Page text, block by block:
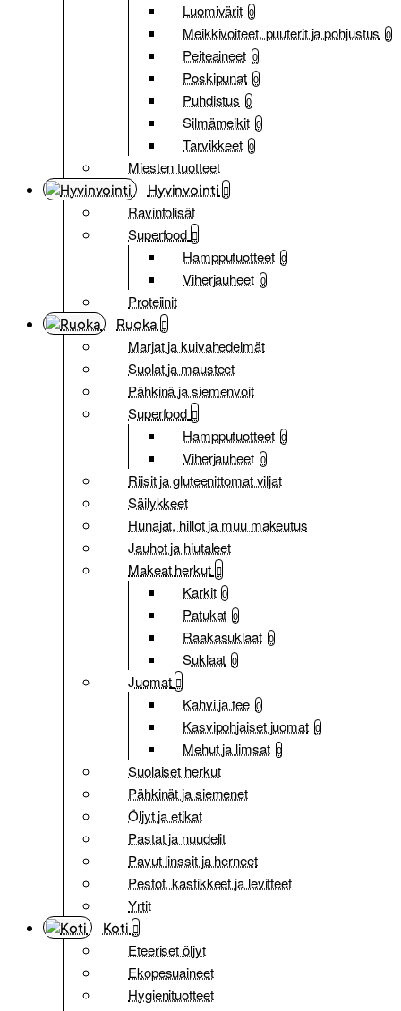
Luomivärit 0
Meikkivoiteet, puuterit ja pohjustus 0
Peiteaineet 0
Poskipunat 0
Puhdistus 0
Silmämeikit 0
Tarvikkeet 0
Miesten tuotteet
Hyvinvointi
Ravintolisät
Superfood
Hampputuotteet 0
Viherjauheet 0
Proteiinit
Ruoka
Marjat ja kuivahedelmät
Suolat ja mausteet
Pähkinä ja siemenvoit
Superfood
Hampputuotteet 0
Viherjauheet 0
Riisit ja gluteenittomat viljat
Säilykkeet
Hunajat, hillot ja muu makeutus
Jauhot ja hiutaleet
Makeat herkut
Karkit 0
Patukat 0
Raakasuklaat 0
Suklaat 0
Juomat
Kahvi ja tee 0
Kasvipohjaiset juomat 0
Mehut ja limsat 0
Suolaiset herkut
Pähkinät ja siemenet
Öljyt ja etikat
Pastat ja nuudelit
Pavut linssit ja herneet
Pestot, kastikkeet ja levitteet
Yrtit
Koti
Eteeriset öljyt
Ekopesuaineet
Hygienituotteet